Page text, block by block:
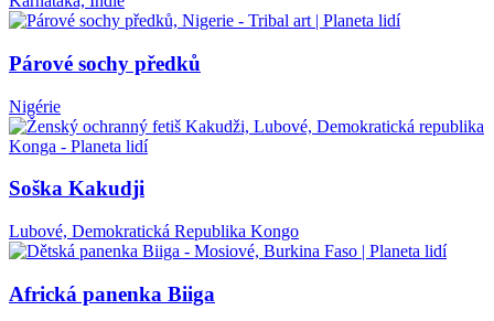
Párové sochy předků
Nigérie
Soška Kakudji
Lubové, Demokratická Republika Kongo
Africká panenka Biiga